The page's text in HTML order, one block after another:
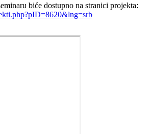
biće dostupno na stranici projekta: